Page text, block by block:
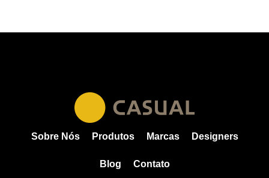
Sobre Nós Produtos Marcas Designers
Blog Contato